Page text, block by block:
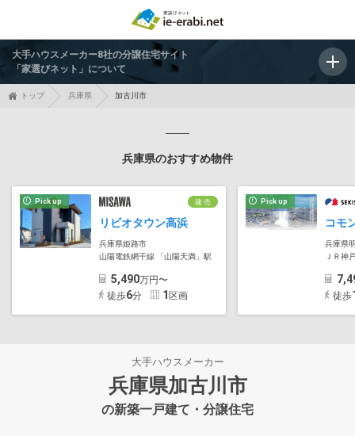
大手ハウスメーカー8社の分譲住宅サイト
「家選びネット」について
トップ 兵庫県 加古川市
兵庫県のおすすめ物件
Pick up 建 売
リビオタウン高浜
兵庫県姫路市
山陽電鉄網干線 「山陽天満」駅
5,490万円〜
徒歩6分 1 区画
Pick up
兵庫県
ＪＲ神
徒歩
大手ハウスメーカー
兵庫県加古川市
の新築一戸建て・分譲住宅